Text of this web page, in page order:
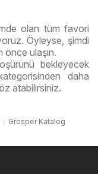
olan tüm favori
Öyleyse, şimdi
önce ulaşın.
bekleyecek
daha
atabilirsiniz.
Grosper Katalog